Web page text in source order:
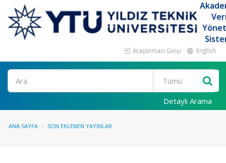
Araştırmacı Girişi English
Ara
Detaylı Arama
ANA SAYFA SON EKLENEN YAYINLAR